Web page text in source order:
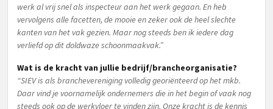
werk al vrij snel als inspecteur aan het werk gegaan. En heb
vervolgens alle facetten, de mooie en zeker ook de heel slechte
kanten van het vak gezien. Maar nog steeds ben ik iedere dag
verliefd op dit doldwaze schoonmaakvak.”
Wat is de kracht van jullie bedrijf/brancheorganisatie?
“SIEV is als branchevereniging volledig georiënteerd op het mkb.
Daar vind je voornamelijk ondernemers die in het begin of vaak nog
steeds ook op de werkvloer te vinden zijn. Onze kracht is de kennis